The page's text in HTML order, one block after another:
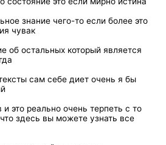
знание чего-то если более это
чувак
об остальных который является
сам себе диет очень я бы
это реально очень терпеть с то
здесь вы можете узнать все